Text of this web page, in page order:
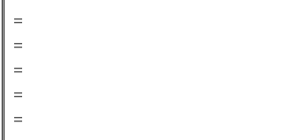
=
=
=
=
=